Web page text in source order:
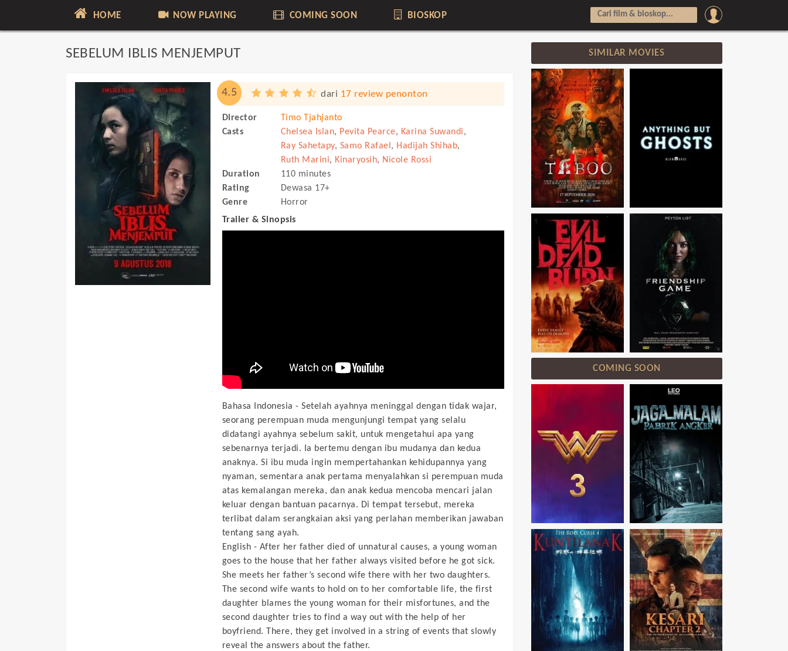
HOME NOW PLAYING COMING SOON BIOSKOP
SEBELUM IBLIS MENJEMPUT
4.5 dari 17 review penonton
Director
Timo Tjahjanto
Casts
Chelsea Islan, Pevita Pearce, Karina Suwandi,
Ray Sahetapy, Samo Rafael , Hadijah Shihab,
Ruth Marini, Kinaryosih, Nicole Rossi
Duration
110 minutes
Rating
Dewasa 17+
Genre
Horror
Trailer & Sinopsis
Bahasa Indonesia - Setelah ayahnya meninggal dengan tidak wajar,
seorang perempuan muda mengunjungi tempat yang selalu
didatangi ayahnya sebelum sakit, untuk mengetahui apa yang
sebenarnya terjadi. Ia bertemu dengan ibu mudanya dan kedua
anaknya. Si ibu muda ingin mempertahankan kehidupannya yang
nyaman, sementara anak pertama menyalahkan si perempuan muda
atas kemalangan mereka, dan anak kedua mencoba mencari jalan
keluar dengan bantuan pacarnya. Di tempat tersebut, mereka
terlibat dalam serangkaian aksi yang perlahan memberikan jawaban
tentang sang ayah.
English - After her father died of unnatural causes, a young woman
goes to the house that her father always visited before he got sick.
She meets her father’s second wife there with her two daughters.
The second wife wants to hold on to her comfortable life, the first
daughter blames the young woman for their misfortunes, and the
second daughter tries to find a way out with the help of her
boyfriend. There, they get involved in a string of events that slowly
reveal the answers about the father.
SIMILAR MOVIES
COMING SOON